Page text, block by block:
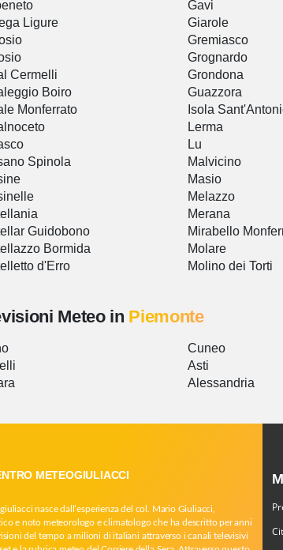
Ligure
Cermelli
Boiro
Monferrato
Spinola
Guidobono
Bormida
d'Erro
Gavi
Giarole
Gremiasco
Grognardo
Grondona
Guazzora
Isola
Lerma
Lu
Malvicino
Masio
Melazzo
Merana
Mirabello
Molare
Molino dei Torti
Meteo in Piemonte
Cuneo
Asti
Alessandria
METEOGIULIACCI
nasce dall’esperienza del col. Mario Giuliacci,
e noto meteorologo e climatologo che ha descritto per anni
del tempo a milioni di italiani attraverso i canali televisivi